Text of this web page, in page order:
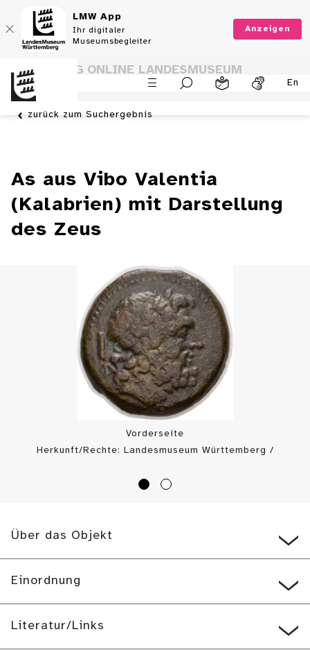
LMW App
Ihr digitaler
Museumsbegleiter
Anzeigen
En
SAMMLUNG ONLINE LANDESMUSEUM
WÜRTTEMBERG
zurück zum Suchergebnis
As aus Vibo Valentia
(Kalabrien) mit Darstellung
des Zeus
Vorderseite
Herkunft/Rechte: Landesmuseum Württemberg /
Über das Objekt
Einordnung
Literatur/Links